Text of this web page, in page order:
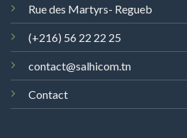
Rue des Martyrs- Regueb
(+216) 56 22 22 25
contact@salhicom.tn
Contact